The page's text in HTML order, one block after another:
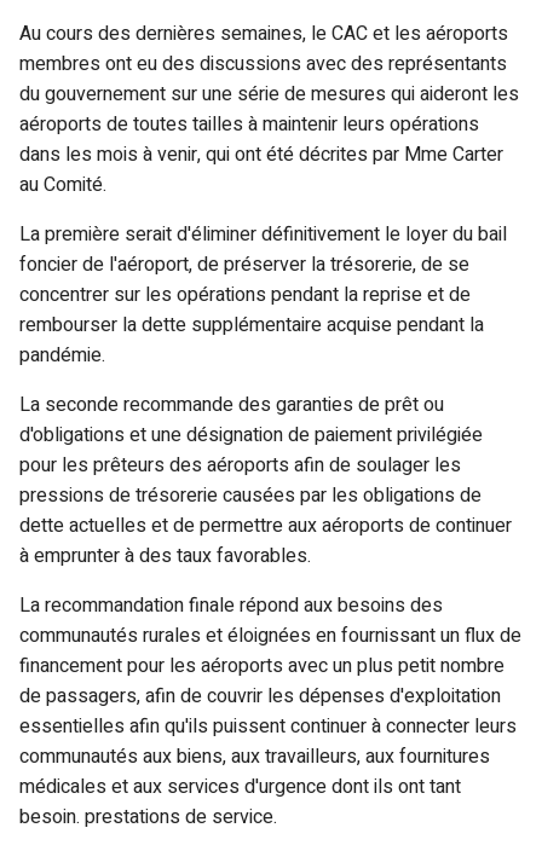
Au cours des dernières semaines, le CAC et les aéroports
membres ont eu des discussions avec des représentants
du gouvernement sur une série de mesures qui aideront les
aéroports de toutes tailles à maintenir leurs opérations
dans les mois à venir, qui ont été décrites par Mme Carter
au Comité.
La première serait d'éliminer définitivement le loyer du bail
foncier de l'aéroport, de préserver la trésorerie, de se
concentrer sur les opérations pendant la reprise et de
rembourser la dette supplémentaire acquise pendant la
pandémie.
La seconde recommande des garanties de prêt ou
d'obligations et une désignation de paiement privilégiée
pour les prêteurs des aéroports afin de soulager les
pressions de trésorerie causées par les obligations de
dette actuelles et de permettre aux aéroports de continuer
à emprunter à des taux favorables.
La recommandation finale répond aux besoins des
communautés rurales et éloignées en fournissant un flux de
financement pour les aéroports avec un plus petit nombre
de passagers, afin de couvrir les dépenses d'exploitation
essentielles afin qu'ils puissent continuer à connecter leurs
communautés aux biens, aux travailleurs, aux fournitures
médicales et aux services d'urgence dont ils ont tant
besoin. prestations de service.